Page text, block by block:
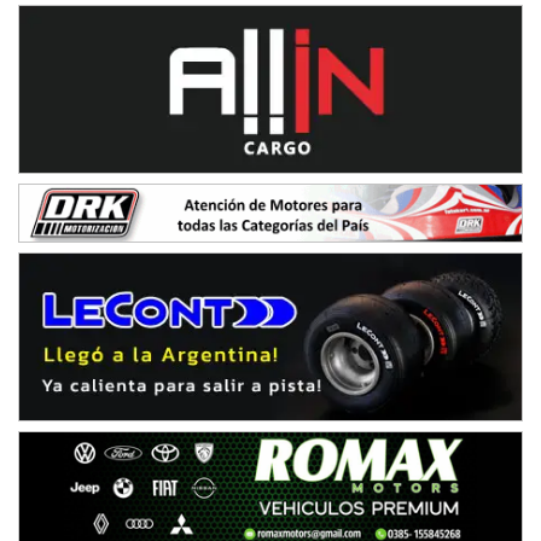
IAME SERIES ARGENTINA 6
Ciudad de Trenque Lauquen (Asfalto)
Trenque Lauquen (Buenos Aires)
ENTRERRIANO - F6 (POSTERGADA)
VICTORIENSE - F7
El Cerro (Tierra)
Victoria (Entre Ríos)
PATAGONICO - F6
Moto Club Reginense (Tierra)
Gral. E. Godoy (Río Negro)
CSK - F7